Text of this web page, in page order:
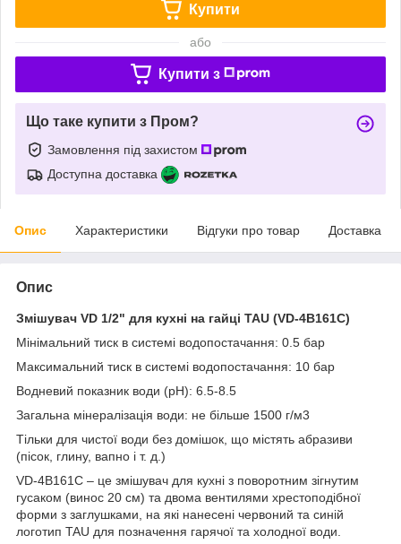
Купити
або
Купити з
Що таке купити з Пром?
Замовлення під захистом
Доступна доставка
Опис Характеристики Відгуки про товар Доставка
Опис
Змішувач VD 1/2" для кухні на гайці TAU (VD-4B161C)
Мінімальний тиск в системі водопостачання: 0.5 бар
Максимальний тиск в системі водопостачання: 10 бар
Водневий показник води (pH): 6.5-8.5
Загальна мінералізація води: не більше 1500 г/м3
Тільки для чистої води без домішок, що містять абразиви
(пісок, глину, вапно і т. д.)
VD-4B161C – це змішувач для кухні з поворотним зігнутим
гусаком (винос 20 см) та двома вентилями хрестоподібної
форми з заглушками, на які нанесені червоний та синій
логотип TAU для позначення гарячої та холодної води.